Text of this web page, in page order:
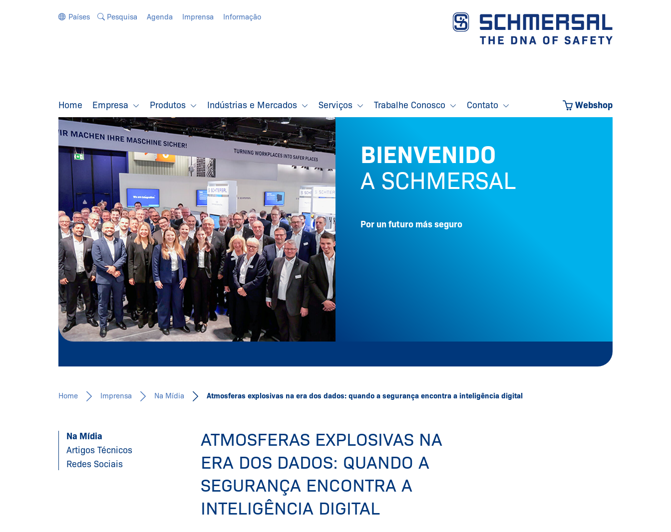
Países Pesquisa Agenda Imprensa Informação
Home Empresa Produtos Indústrias e Mercados Serviços Trabalhe Conosco Contato Webshop
BIENVENIDO
A SCHMERSAL
Por un futuro más seguro
Home Imprensa Na Mídia Atmosferas explosivas na era dos dados: quando a segurança encontra a inteligência digital
Na Mídia
Artigos Técnicos
Redes Sociais
ATMOSFERAS EXPLOSIVAS NA
ERA DOS DADOS: QUANDO A
SEGURANÇA ENCONTRA A
INTELIGÊNCIA DIGITAL